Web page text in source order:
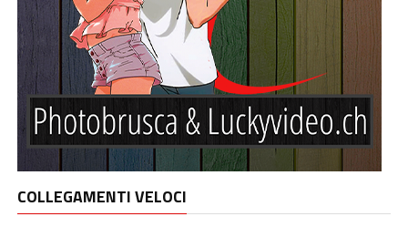
COLLEGAMENTI VELOCI